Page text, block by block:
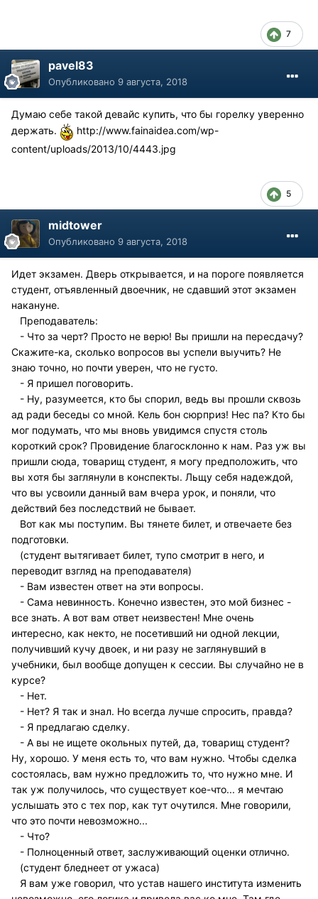
7
pavel83
Опубликовано 9 августа, 2018
Думаю себе такой девайс купить, что бы горелку уверенно
держать.
http://www.fainaidea.com/wp-
content/uploads/2013/10/4443.jpg
5
midtower
Опубликовано 9 августа, 2018
Идет экзамен. Дверь открывается, и на пороге появляется
студент, отъявленный двоечник, не сдавший этот экзамен
накануне.
Преподаватель:
- Что за черт? Просто не верю! Вы пришли на пересдачу?
Скажите-ка, сколько вопросов вы успели выучить? Не
знаю точно, но почти уверен, что не густо.
- Я пришел поговорить.
- Ну, разумеется, кто бы спорил, ведь вы прошли сквозь
ад ради беседы со мной. Кель бон сюрприз! Нес па? Кто бы
мог подумать, что мы вновь увидимся спустя столь
короткий срок? Провидение благосклонно к нам. Раз уж вы
пришли сюда, товарищ студент, я могу предположить, что
вы хотя бы заглянули в конспекты. Льщу себя надеждой,
что вы усвоили данный вам вчера урок, и поняли, что
действий без последствий не бывает.
Вот как мы поступим. Вы тянете билет, и отвечаете без
подготовки.
(студент вытягивает билет, тупо смотрит в него, и
переводит взгляд на преподавателя)
- Вам известен ответ на эти вопросы.
- Сама невинность. Конечно известен, это мой бизнес -
все знать. А вот вам ответ неизвестен! Мне очень
интересно, как некто, не посетивший ни одной лекции,
получивший кучу двоек, и ни разу не заглянувший в
учебники, был вообще допущен к сессии. Вы случайно не в
курсе?
- Нет.
- Нет? Я так и знал. Но всегда лучше спросить, правда?
- Я предлагаю сделку.
- А вы не ищете окольных путей, да, товарищ студент?
Ну, хорошо. У меня есть то, что вам нужно. Чтобы сделка
состоялась, вам нужно предложить то, что нужно мне. И
так уж получилось, что существует кое-что... я мечтаю
услышать это с тех пор, как тут очутился. Мне говорили,
что это почти невозможно...
- Что?
- Полноценный ответ, заслуживающий оценки отлично.
(студент бледнеет от ужаса)
Я вам уже говорил, что устав нашего института изменить